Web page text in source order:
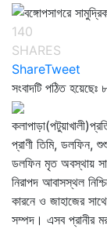
140
SHARES
ShareTweet
সংবাদটি পঠিত হয়েছেঃ
প্রাণী তিমি, ডলফিন,
ডলফিন মৃত অবস্থায়
নিরাপদ আবাসস্থল
কারনে ও জাহাজের
সম্পদ। এসব প্রানীর